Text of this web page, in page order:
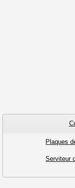
Plaques
Serviteur